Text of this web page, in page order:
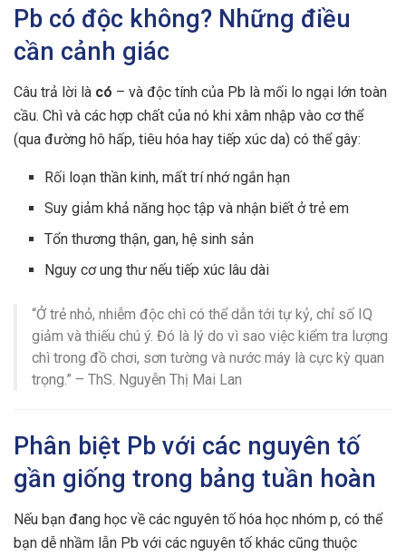
Pb có độc không? Những điều
cần cảnh giác
Câu trả lời là có – và độc tính của Pb là mối lo ngại lớn toàn
cầu. Chì và các hợp chất của nó khi xâm nhập vào cơ thể
(qua đường hô hấp, tiêu hóa hay tiếp xúc da) có thể gây:
Rối loạn thần kinh, mất trí nhớ ngắn hạn
Suy giảm khả năng học tập và nhận biết ở trẻ em
Tổn thương thận, gan, hệ sinh sản
Nguy cơ ung thư nếu tiếp xúc lâu dài
“Ở trẻ nhỏ, nhiễm độc chì có thể dẫn tới tự kỷ, chỉ số IQ
giảm và thiếu chú ý. Đó là lý do vì sao việc kiểm tra lượng
chì trong đồ chơi, sơn tường và nước máy là cực kỳ quan
trọng.” – ThS. Nguyễn Thị Mai Lan
Phân biệt Pb với các nguyên tố
gần giống trong bảng tuần hoàn
Nếu bạn đang học về các nguyên tố hóa học nhóm p, có thể
bạn dễ nhầm lẫn Pb với các nguyên tố khác cũng thuộc